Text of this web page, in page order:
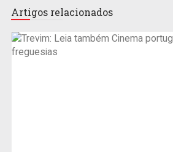
Artigos relacionados